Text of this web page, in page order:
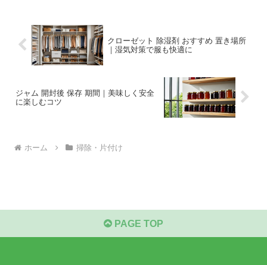
クローゼット 除湿剤 おすすめ 置き場所
｜湿気対策で服も快適に
ジャム 開封後 保存 期間｜美味しく安全
に楽しむコツ
ホーム 掃除・片付け
PAGE TOP